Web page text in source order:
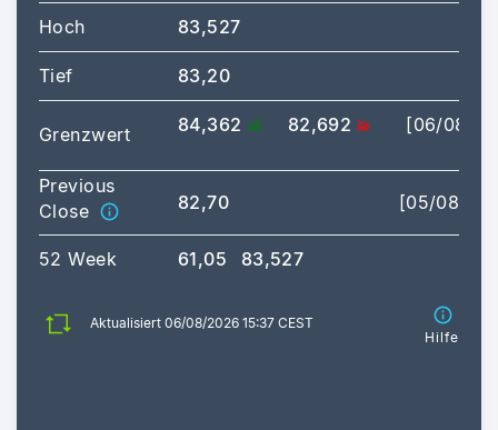
Hoch 83,527
Tief 83,20
Grenzwert 84,362 82,692
[06/08/
Previous
Close
82,70 [05/08/
52 Week 61,05 83,527
Aktualisiert 06/08/2026 15:37 CEST
Hilfe